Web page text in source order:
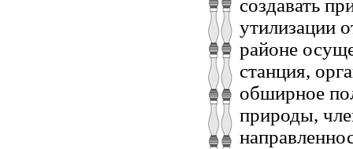
создавать
утилизации
районе
станция,
обширное
природы,